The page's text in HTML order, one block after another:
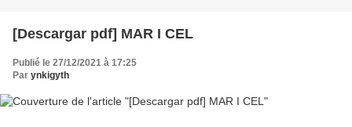
[Descargar pdf] MAR I CEL
Publié le 27/12/2021 à 17:25
Par ynkigyth